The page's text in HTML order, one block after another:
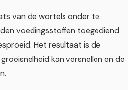
van de wortels onder te
voedingsstoffen toegediend
Het resultaat is de
kan versnellen en de